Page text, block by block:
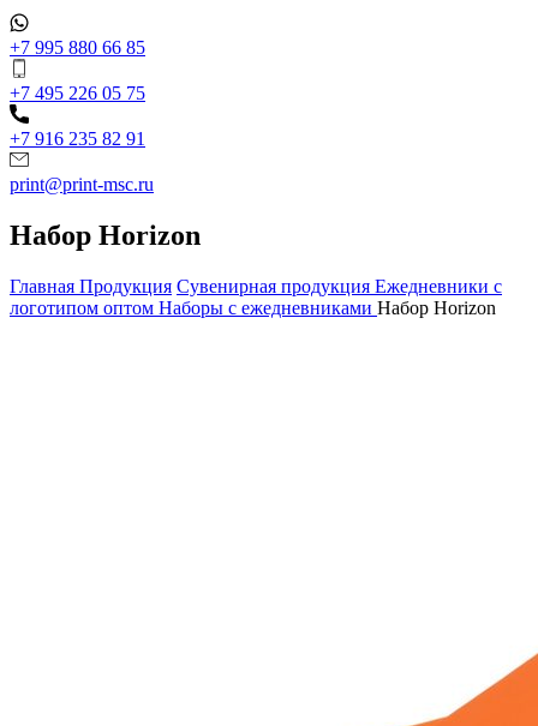
+7 995 880 66 85
+7 495 226 05 75
+7 916 235 82 91
print@print-msc.ru
Набор Horizon
Главная Продукция Сувенирная продукция Ежедневники с
логотипом оптом Наборы с ежедневниками Набор Horizon